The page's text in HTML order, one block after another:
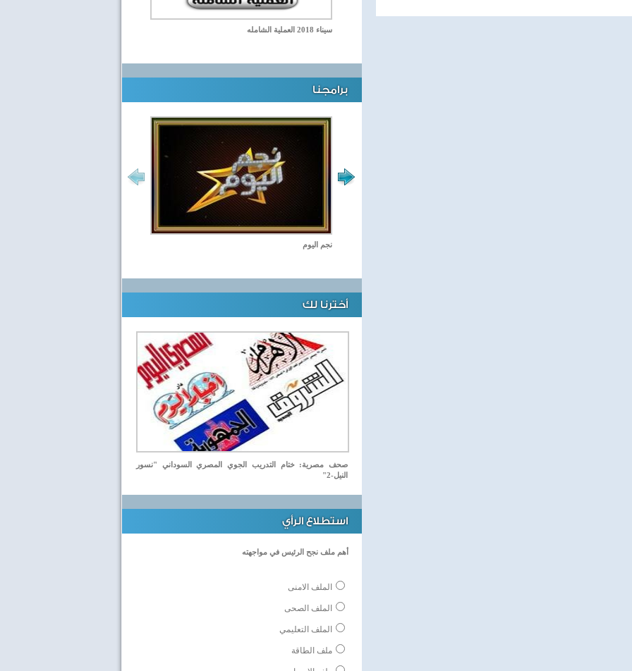
سيناء 2018 العملية الشامله
برامجنا
نجم اليوم
أخترنا لك
صحف مصرية: ختام التدريب الجوي المصري السوداني "نسور
النيل-2"
استطلاع الرأي
أهم ملف نجح الرئيس في مواجهته
الملف الامنى
الملف الصحى
الملف التعليمي
ملف الطاقة